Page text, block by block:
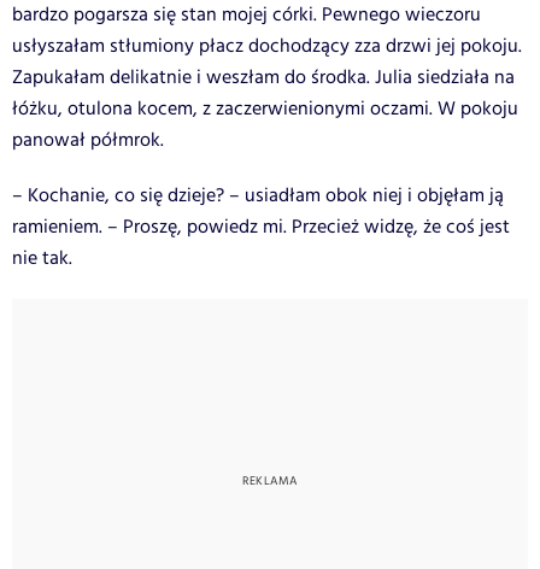
bardzo pogarsza się stan mojej córki. Pewnego wieczoru
usłyszałam stłumiony płacz dochodzący zza drzwi jej pokoju.
Zapukałam delikatnie i weszłam do środka. Julia siedziała na
łóżku, otulona kocem, z zaczerwienionymi oczami. W pokoju
panował półmrok.
– Kochanie, co się dzieje? – usiadłam obok niej i objęłam ją
ramieniem. – Proszę, powiedz mi. Przecież widzę, że coś jest
nie tak.